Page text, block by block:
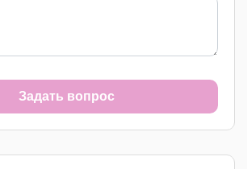
Задать вопрос